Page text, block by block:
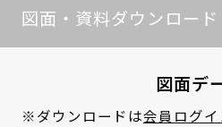
図面・資料ダウンロード
図面デ
※ダウンロードは会員ログイ